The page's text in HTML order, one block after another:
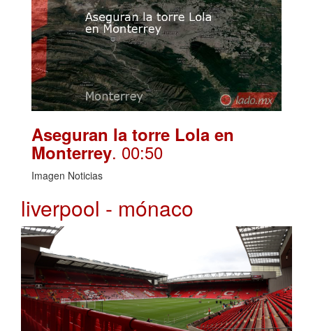
Aseguran la torre Lola en
Monterrey. 00:50
Imagen Noticias
liverpool - mónaco